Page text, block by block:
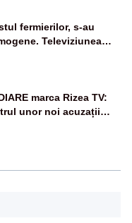
fermierilor, s-au
Televiziunea
la calm – LIVE TEXT
marca Rizea TV:
unor noi acuzații